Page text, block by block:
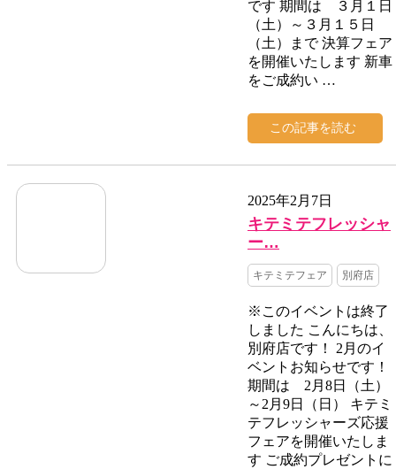
です 期間は ３月１日
（土）～３月１５日
（土）まで 決算フェア
を開催いたします 新車
をご成約い …
この記事を読む
2025年2月7日
キテミテフレッシャ
ー…
キテミテフェア 別府店
※このイベントは終了
しました こんにちは、
別府店です！ 2月のイ
ベントお知らせです！
期間は 2月8日（土）
～2月9日（日） キテミ
テフレッシャーズ応援
フェアを開催いたしま
す ご成約プレゼントに